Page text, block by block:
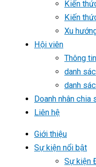
Kiến
Kiến
Xu
Hội viên
Thông
danh
danh
Doanh nhân chia
Liên hệ
Giới thiệu
Sự kiện nổi bật
Sự kiện